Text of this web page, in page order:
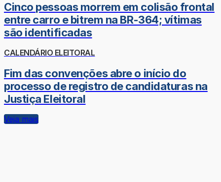
Cinco pessoas morrem em colisão frontal
entre carro e bitrem na BR-364; vítimas
são identificadas
CALENDÁRIO ELEITORAL
Fim das convenções abre o início do
processo de registro de candidaturas na
Justiça Eleitoral
Veja mais